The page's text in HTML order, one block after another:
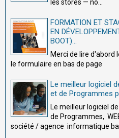
les stores — no...
FORMATION ET
EN
BOOT)...
Merci de lire d'abord
le formulaire en bas de page
Le meilleur logiciel
et de Programmes
Le meilleur logiciel
de Programmes,
société / agence informatique